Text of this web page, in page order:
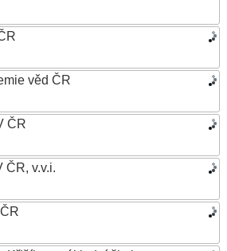
věd ČR
ČR
ČR, v.v.i.